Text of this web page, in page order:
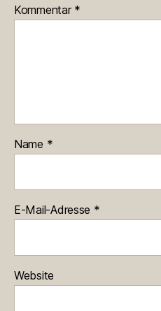
Kommentar *
Name *
E-Mail-Adresse *
Website